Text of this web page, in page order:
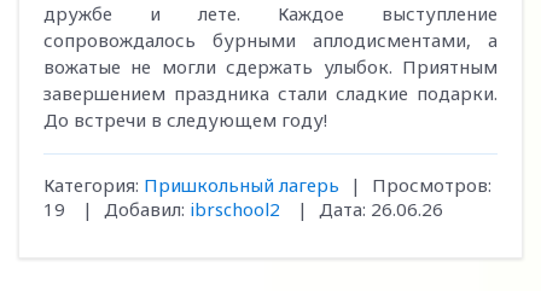
дружбе и лете. Каждое выступление
сопровождалось бурными аплодисментами, а
вожатые не могли сдержать улыбок. Приятным
завершением праздника стали сладкие подарки.
До встречи в следующем году!
Категория: Пришкольный лагерь |
Просмотров:
19
| Добавил: ibrschool2 | Дата: 26.06.26